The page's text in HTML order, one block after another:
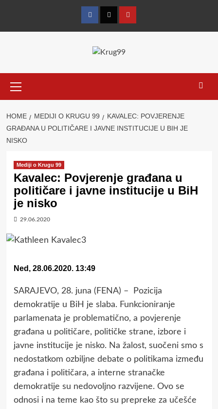
FacebookTwitterYouTube
Menu
HOME MEDIJI O KRUGU 99
KAVALEC: POVJERENJE
GRAĐANA U POLITIČARE I JAVNE INSTITUCIJE U BIH JE
NISKO
Mediji o Krugu 99
Kavalec: Povjerenje građana u
političare i javne institucije u BiH
je nisko
29.06.2020
Ned, 28.06.2020. 13:49
SARAJEVO, 28. juna (FENA) – Pozicija
demokratije u BiH je slaba. Funkcioniranje
parlamenata je problematično, a povjerenje
građana u političare, političke strane, izbore i
javne institucije je nisko. Na žalost, suočeni smo s
nedostatkom ozbiljne debate o politikama između
građana i političara, a interne stranačke
demokratije su nedovoljno razvijene. Ovo se
odnosi i na teme kao što su prepreke za učešće